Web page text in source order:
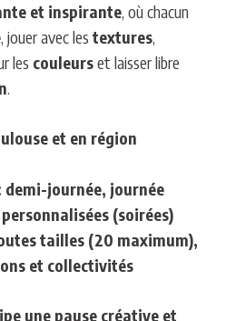
et inspirante, où chacun
, jouer avec les textures,
les couleurset laisser libre
.
et en région
journée, journée
(soirées)
tailles (20 maximum),
et collectivités
une pause créative et